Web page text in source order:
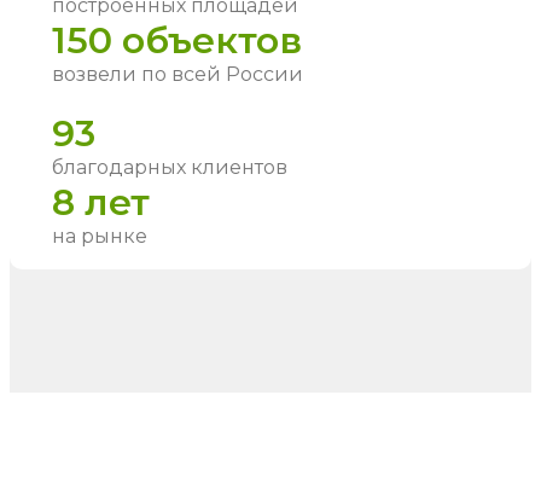
построенных площадей
150 объектов
возвели по всей России
93
благодарных клиентов
8 лет
на рынке